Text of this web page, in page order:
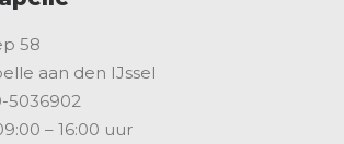
58
aan den IJssel
5036902
– 16:00 uur